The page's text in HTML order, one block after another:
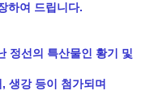
하여 드립니다.
정선의 특산물인 황기 및
생강 등이 첨가되며